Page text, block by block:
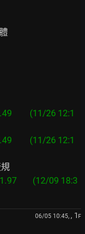
(11/26 12:1
(11/26 12:1
(12/09 18:3
06/05 10:45, , 1 F